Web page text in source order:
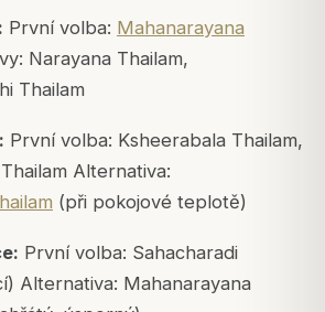
První volba: Mahanarayana
Narayana Thailam,
Thailam
První volba: Ksheerabala Thailam,
Alternativa:
(při pokojové teplotě)
První volba: Sahacharadi
Alternativa: Mahanarayana